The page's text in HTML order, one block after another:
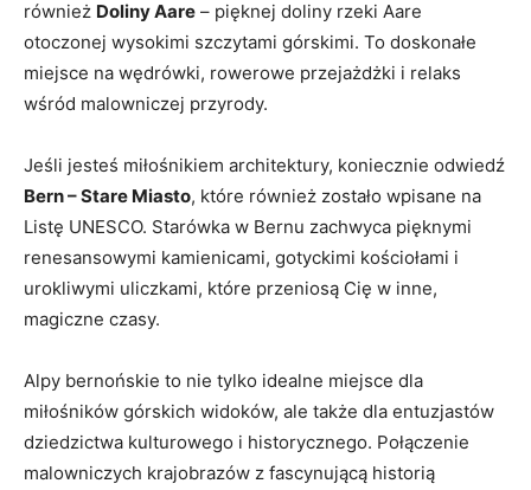
również Doliny Aare – pięknej doliny rzeki Aare
otoczonej wysokimi szczytami górskimi. To doskonałe
miejsce na wędrówki, rowerowe przejażdżki i relaks
wśród malowniczej przyrody.
Jeśli jesteś miłośnikiem architektury, koniecznie odwiedź
Bern – Stare Miasto, które również zostało wpisane na
Listę UNESCO. Starówka w Bernu zachwyca pięknymi
renesansowymi kamienicami, gotyckimi kościołami i
urokliwymi uliczkami, które przeniosą Cię w inne,
magiczne czasy.
Alpy bernońskie to nie tylko idealne miejsce dla
miłośników górskich widoków, ale także dla entuzjastów
dziedzictwa kulturowego i historycznego. Połączenie
malowniczych krajobrazów z fascynującą historią